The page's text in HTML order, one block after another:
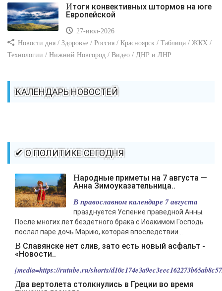
Итоги конвективных штормов на юге
Европейской
27-июл-2026
Новости дня / Здоровье / Россия / Красноярск / Таблица / ЖКХ /
Технологии / Нижний Новгород / Видео / ДНР и ЛНР
КАЛЕНДАРЬ НОВОСТЕЙ
✔ О ПОЛИТИКЕ СЕГОДНЯ
Народные приметы на 7 августа —
Анна Зимоуказательница..
В православном календаре 7 августа
празднуется Успение праведной Анны.
После многих лет бездетного брака с Иоакимом Господь
послал паре дочь Марию, которая впоследствии...
В Славянске нет слив, зато есть новый асфальт -
«Новости..
[media=https://rutube.ru/shorts/
Два вертолета столкнулись в Греции во время